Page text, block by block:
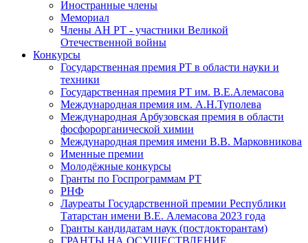
Иностранные члены
Мемориал
Члены АН РТ - участники Великой
Отечественной войны
Конкурсы
Государственная премия РТ в области науки и
техники
Государственная премия РТ им. В.Е.Алемасова
Международная премия им. А.Н.Туполева
Международная Арбузовская премия в области
фосфорорганической химии
Международная премия имени В.В. Марковникова
Именные премии
Молодёжные конкурсы
Гранты по Госпрограммам РТ
РНФ
Лауреаты Государственной премии Республики
Татарстан имени В.Е. Алемасова 2023 года
Гранты кандидатам наук (постдокторантам)
ГРАНТЫ НА ОСУЩЕСТВЛЕНИЕ